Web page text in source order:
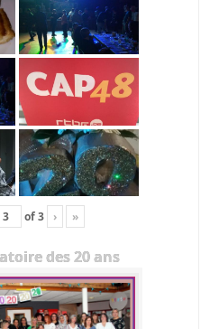
of3 › »
des 20 ans